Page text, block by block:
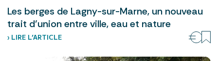
Les berges de Lagny-sur-Marne, un nouveau
trait d’union entre ville, eau et nature
› LIRE L’ARTICLE